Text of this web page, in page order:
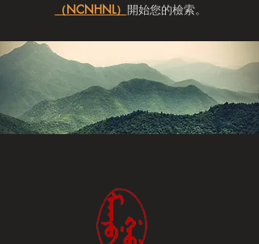
（NCNHNL） 開始您的檢索。